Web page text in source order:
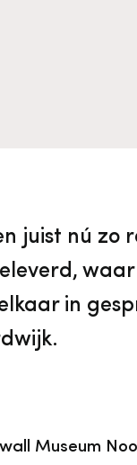
juist nú zo
in
Museum